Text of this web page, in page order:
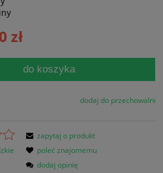
zł
do koszyka
dodaj do przechowalni
zapytaj o produkt
poleć znajomemu
dodaj opinię